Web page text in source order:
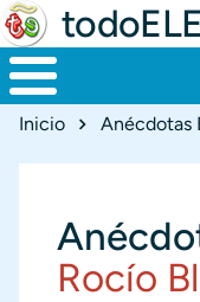
todoELE
Ruta de
Inicio Anécdotas
Rocío